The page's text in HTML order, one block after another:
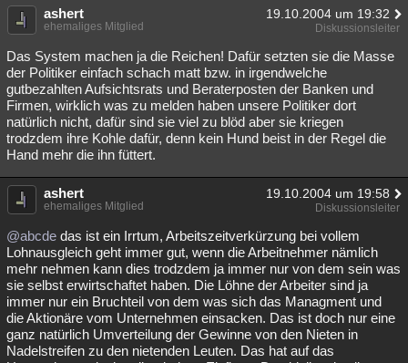
ashert 19.10.2004 um 19:32
ehemaliges Mitglied Diskussionsleiter
Das System machen ja die Reichen! Dafür setzten sie die Masse
der Politiker einfach schach matt bzw. in irgendwelche
gutbezahlten Aufsichtsrats und Beraterposten der Banken und
Firmen, wirklich was zu melden haben unsere Politiker dort
natürlich nicht, dafür sind sie viel zu blöd aber sie kriegen
trodzdem ihre Kohle dafür, denn kein Hund beist in der Regel die
Hand mehr die ihn füttert.
ashert 19.10.2004 um 19:58
ehemaliges Mitglied Diskussionsleiter
@abcde das ist ein Irrtum, Arbeitszeitverkürzung bei vollem
Lohnausgleich geht immer gut, wenn die Arbeitnehmer nämlich
mehr nehmen kann dies trodzdem ja immer nur von dem sein was
sie selbst erwirtschaftet haben. Die Löhne der Arbeiter sind ja
immer nur ein Bruchteil von dem was sich das Managment und
die Aktionäre vom Unternehmen einsacken. Das ist doch nur eine
ganz natürlich Umverteilung der Gewinne von den Nieten in
Nadelstreifen zu den nietenden Leuten. Das hat auf das